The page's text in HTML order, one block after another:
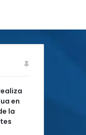
en
la